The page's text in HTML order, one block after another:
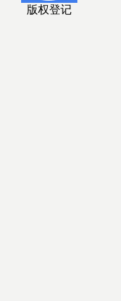
版权登记